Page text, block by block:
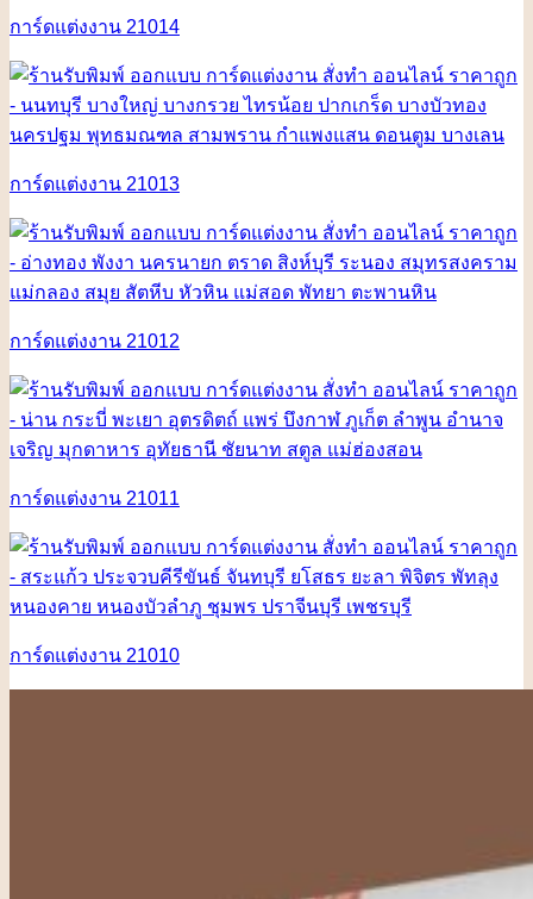
การ์ดแต่งงาน 21014
การ์ดแต่งงาน 21013
การ์ดแต่งงาน 21012
การ์ดแต่งงาน 21011
การ์ดแต่งงาน 21010